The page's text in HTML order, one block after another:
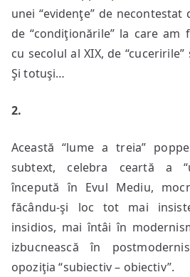
unei “evidenţe” de
de “condiţionările” la care am
cu secolul al XIX, de
Şi totuşi…
2.
Această “lume a treia”
subtext, celebra ceartă a
începută în Evul Mediu,
făcându-şi loc tot mai
insidios, mai întâi în
izbucnească în
opoziţia “subiectiv – obiectiv”.